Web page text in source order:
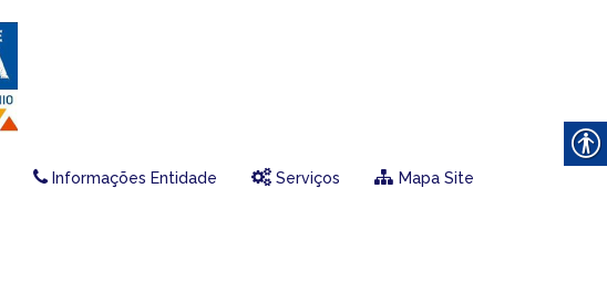
Informações Entidade Serviços Mapa Site